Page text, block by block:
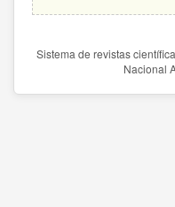
Sistema de revistas
Nacional